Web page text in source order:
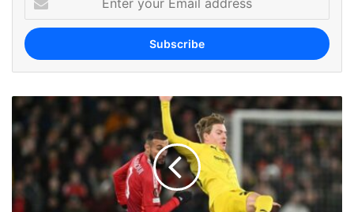
e
o
E
a